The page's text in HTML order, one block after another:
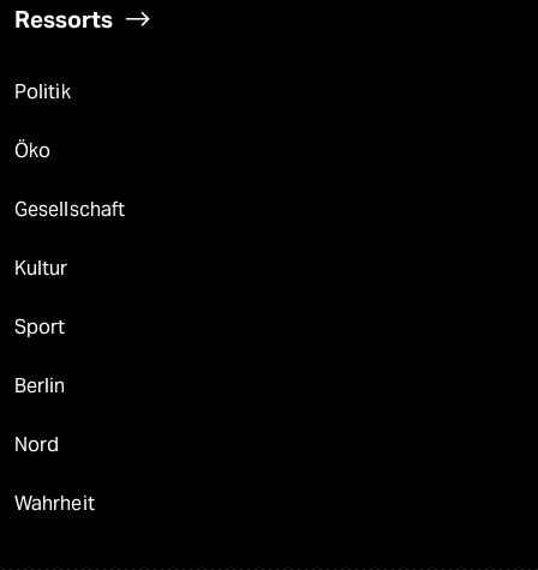
Ressorts
Politik
Öko
Gesellschaft
Kultur
Sport
Berlin
Nord
Wahrheit